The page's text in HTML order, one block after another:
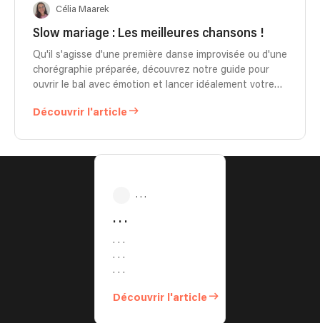
Célia Maarek
Slow mariage : Les meilleures chansons !
Qu'il s'agisse d'une première danse improvisée ou d'une
chorégraphie préparée, découvrez notre guide pour
ouvrir le bal avec émotion et lancer idéalement votre
Découvrir l'article
. . .
. . .
. . .
. . .
. . .
Découvrir l'article